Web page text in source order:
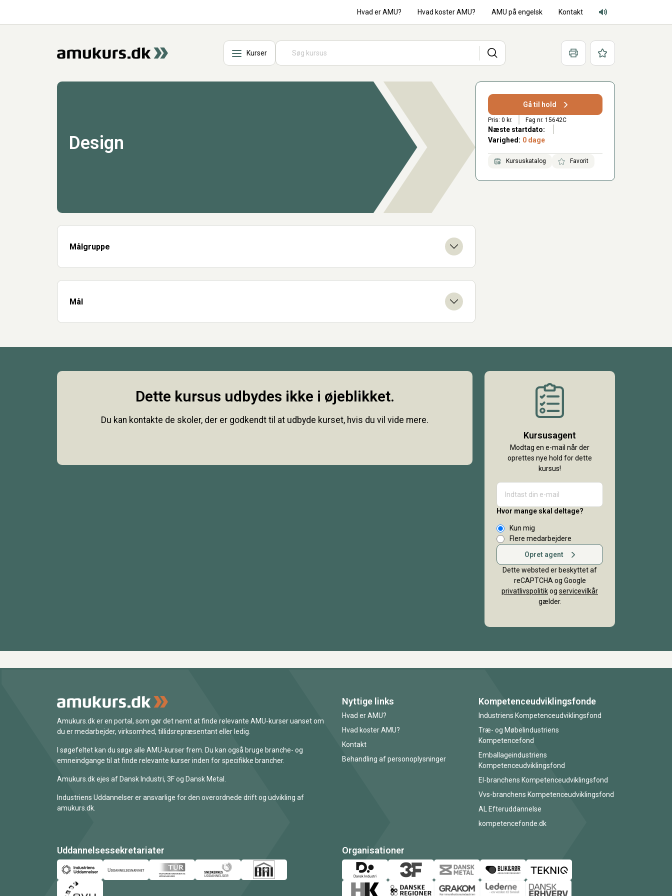
Hvad er AMU? Hvad koster AMU? AMU på engelsk Kontakt
Adgang for alle lyd
Kurser Søg Print Favoritter
Design
Målgruppe
Mål
Gå til hold
Pris: 0 kr. Fag nr. 15642C
Næste startdato:
Varighed: 0 dage
Kursuskatalog Favorit
Dette kursus udbydes ikke i øjeblikket.
Du kan kontakte de skoler, der er godkendt til at udbyde kurset, hvis du vil vide mere.
Kursusagent
Modtag en e-mail når der
oprettes nye hold for dette
kursus!
Hvor mange skal deltage?
Kun mig
Flere medarbejdere
Opret agent
Dette websted er beskyttet af
reCAPTCHA og Google
privatlivspolitikog servicevilkår
gælder.
Amukurs.dk er en portal, som gør det nemt at finde relevante AMU-kurser uanset om
du er medarbejder, virksomhed, tillidsrepræsentant eller ledig.
I søgefeltet kan du søge alle AMU-kurser frem. Du kan også bruge branche- og
emneindgange til at finde relevante kurser inden for specifikke brancher.
Amukurs.dk ejes af Dansk Industri, 3F og Dansk Metal.
Industriens Uddannelser er ansvarlige for den overordnede drift og udvikling af
amukurs.dk.
Nyttige links
Hvad er AMU?
Hvad koster AMU?
Kontakt
Behandling af personoplysninger
Kompetenceudviklingsfonde
Industriens Kompetenceudviklingsfond
Træ- og Møbelindustriens
Kompetencefond
Emballageindustriens
Kompetenceudviklingsfond
El-branchens Kompetenceudviklingsfond
Vvs-branchens Kompetenceudviklingsfond
AL Efteruddannelse
kompetencefonde.dk
Uddannelsessekretariater Organisationer